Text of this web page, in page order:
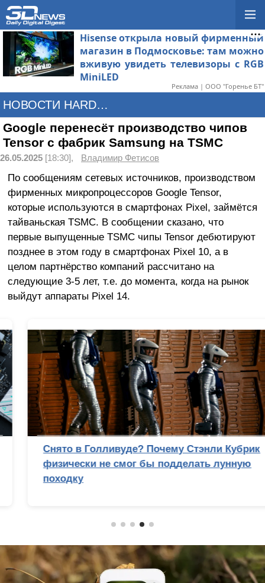
Hisense открыла новый фирменный
магазин в Подмосковье: там можно
вживую увидеть телевизоры с RGB
MiniLED
Реклама | ООО "Горенье БТ"
НОВОСТИ HARDWARE
Google перенесёт производство чипов
Tensor с фабрик Samsung на TSMC
26.05.2025 [18:30], Владимир Фетисов
По сообщениям сетевых источников, производством
фирменных микропроцессоров Google Tensor,
которые используются в смартфонах Pixel, займётся
тайваньская TSMC. В сообщении сказано, что
первые выпущенные TSMC чипы Tensor дебютируют
позднее в этом году в смартфонах Pixel 10, а в
целом партнёрство компаний рассчитано на
следующие 3-5 лет, т.е. до момента, когда на рынок
выйдут аппараты Pixel 14.
Снято в Голливуде? Почему Стэнли Кубрик
физически не смог бы подделать лунную
походку